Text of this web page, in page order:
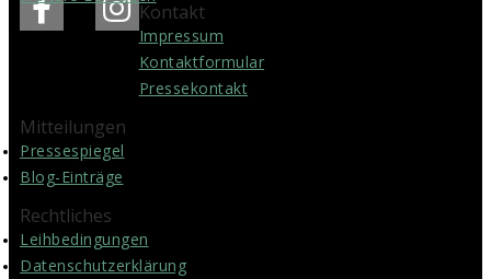
Kontakt
Impressum
Kontakt­formular
Pressekontakt
Mitteilungen
Pressespiegel
Blog-Einträge
Rechtliches
Leih­bedingungen
Datenschutz­erklärung